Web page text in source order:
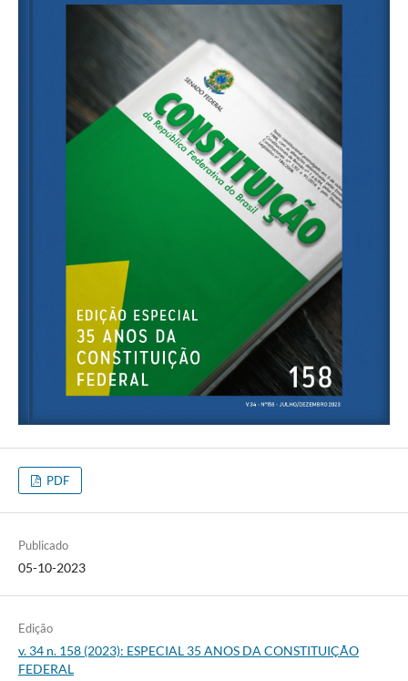
PDF
Publicado
05-10-2023
Edição
v. 34 n. 158 (2023): ESPECIAL 35 ANOS DA CONSTITUIÇÃO
FEDERAL